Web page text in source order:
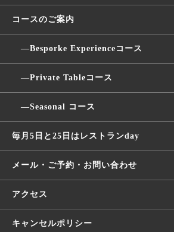
コースのご案内
―Besporke Experienceコース
―Private Tableコース
―Seasonal コース
毎月5日と25日はレストランday
メール・ご予約・お問い合わせ
アクセス
キャンセルポリシー